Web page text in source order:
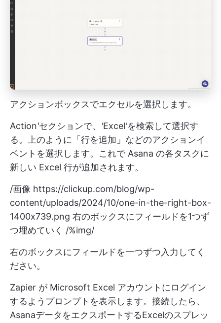
アクションボックスでエクセルを選択します。
Action'セクションで、 'Excel'を検索して選択す
る。上のように「行を追加」などのアクションイ
ベントを選択します。これで Asana の各タスクに
新しい Excel 行が追加されます。
/画像 https://clickup.com/blog/wp-
content/uploads/2024/10/one-in-the-right-box-
1400x739.png 右のボックスにフィールドを1つず
つ埋めていく /%img/
右のボックスにフィールドを一つずつ入力してく
ださい。
Zapier が Microsoft Excel アカウントにログイン
するようプロンプトを表示します。接続したら、
AsanaデータをエクスポートするExcelのスプレッ